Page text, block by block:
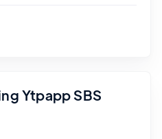
Ytpapp SBS